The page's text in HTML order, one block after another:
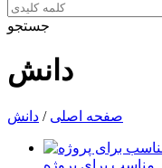
جستجو
دانش
صفحه اصلی / دانش
مناسب برای پروژه